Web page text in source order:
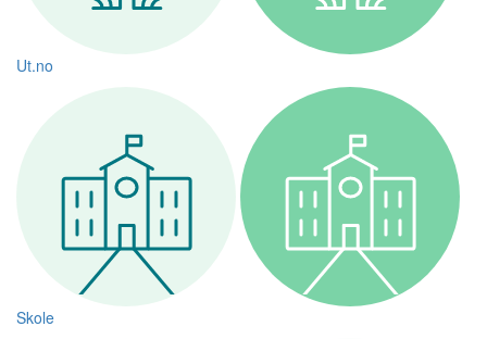
Ut.no
Skole